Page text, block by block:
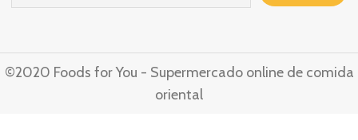
©2020 Foods for You - Supermercado online de comida
oriental